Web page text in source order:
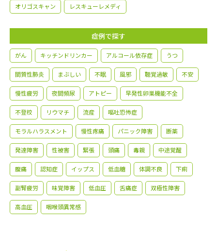
オリゴスキャン レスキューレメディ
症例で探す
がん キッチンドリンカー アルコール依存症 うつ
間質性肺炎 まぶしい 不眠 風邪 聴覚過敏 不安
慢性疲労 夜間頻尿 アトピー 早発性卵巣機能不全
不登校 リウマチ 流産 嘔吐恐怖症
モラルハラスメント 慢性疼痛 パニック障害 断薬
発達障害 性被害 緊張 頭痛 毒親 中途覚醒
腹痛 認知症 イップス 低血糖 体調不良 下痢
副腎疲労 味覚障害 低血圧 舌痛症 双極性障害
高血圧 咽喉頭異常感